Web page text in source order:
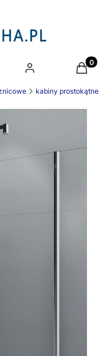
kabiny prostokątne